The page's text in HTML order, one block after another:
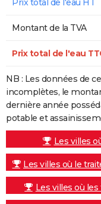
Montant de la TVA
Prix total de l'eau
NB : Les données de
incomplètes, le
dernière année
potable et
Les villes
Les villes où le
Les villes où